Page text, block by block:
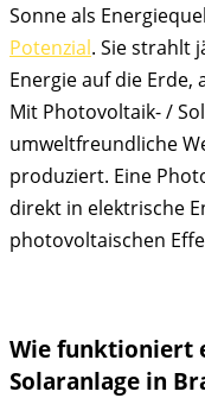
Sonne als
Potenzial. Sie strahlt
Energie auf die
Mit Photovoltaik- /
umweltfreundliche
produziert. Eine
direkt in elektrische
photovoltaischen
Wie funktioniert
Solaranlage in